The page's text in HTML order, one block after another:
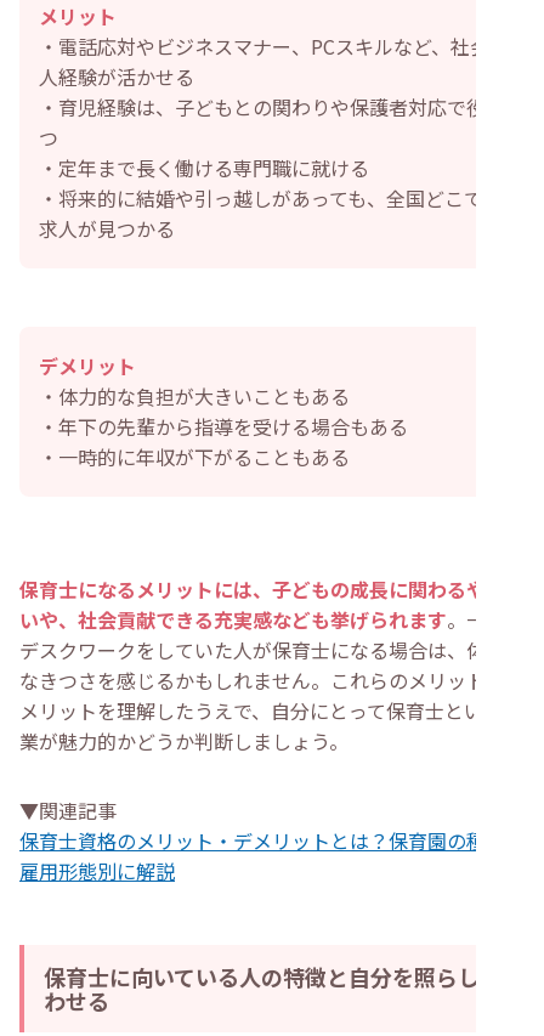
メリット
・電話応対やビジネスマナー、PCスキルなど、社会
人経験が活かせる
・育児経験は、子どもとの関わりや保護者対応で役立
つ
・定年まで長く働ける専門職に就ける
・将来的に結婚や引っ越しがあっても、全国どこでも
求人が見つかる
デメリット
・体力的な負担が大きいこともある
・年下の先輩から指導を受ける場合もある
・一時的に年収が下がることもある
保育士になるメリットには、子どもの成長に関わるやりが
いや、社会貢献できる充実感なども挙げられます。一方、
デスクワークをしていた人が保育士になる場合は、体力的
なきつさを感じるかもしれません。これらのメリット・デ
メリットを理解したうえで、自分にとって保育士という職
業が魅力的かどうか判断しましょう。
▼関連記事
保育士資格のメリット・デメリットとは？保育園の種類、
雇用形態別に解説
保育士に向いている人の特徴と自分を照らし合
わせる